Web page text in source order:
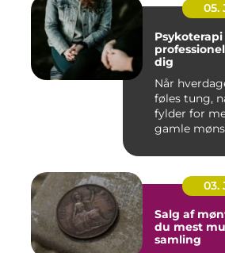
05.
dig
Når
føles tung,
fylder for
gamle
03.
Salg af
du mest
samling